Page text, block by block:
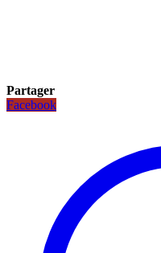
Partager
Facebook